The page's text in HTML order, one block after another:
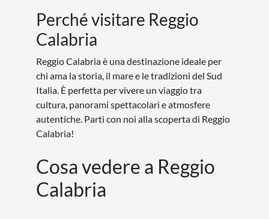
Perché visitare Reggio
Calabria
Reggio Calabria è una destinazione ideale per
chi ama la storia, il mare e le tradizioni del Sud
Italia. È perfetta per vivere un viaggio tra
cultura, panorami spettacolari e atmosfere
autentiche. Parti con noi alla scoperta di Reggio
Calabria!
Cosa vedere a Reggio
Calabria